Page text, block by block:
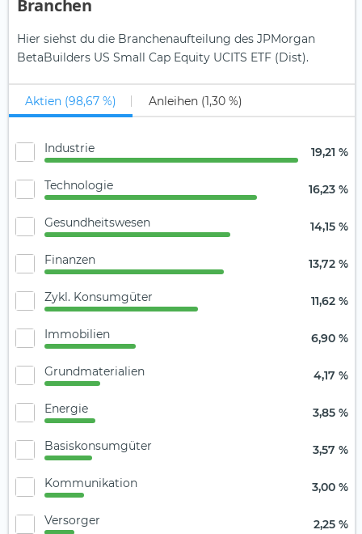
Branchen
Hier siehst du die Branchenaufteilung des JPMorgan
BetaBuilders US Small Cap Equity UCITS ETF (Dist).
Aktien (98,67 %) Anleihen (1,30 %)
Industrie 19,21 %
Technologie 16,23 %
Gesundheitswesen 14,15 %
Finanzen 13,72 %
Zykl. Konsumgüter 11,62 %
Immobilien 6,90 %
Grundmaterialien 4,17 %
Energie 3,85 %
Basiskonsumgüter 3,57 %
Kommunikation 3,00 %
Versorger 2,25 %